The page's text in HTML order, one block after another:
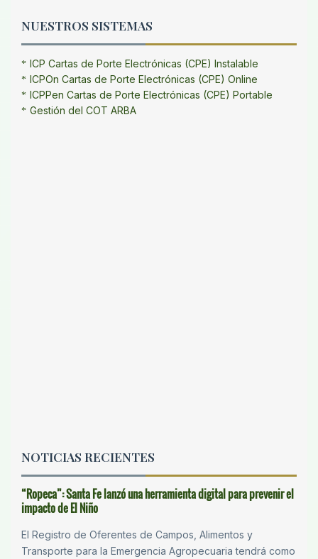
NUESTROS SISTEMAS
ICP Cartas de Porte Electrónicas (CPE) Instalable
ICPOn Cartas de Porte Electrónicas (CPE) Online
ICPPen Cartas de Porte Electrónicas (CPE) Portable
Gestión del COT ARBA
NOTICIAS RECIENTES
“Ropeca”: Santa Fe lanzó una herramienta digital para prevenir el
impacto de El Niño
El Registro de Oferentes de Campos, Alimentos y
Transporte para la Emergencia Agropecuaria tendrá como